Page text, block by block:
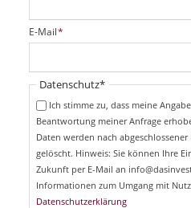
i
c
t
f
P
f
i
E-Mail*
Pflichtfeld
Datenschutz*
Ich stimme zu, dass meine
Beantwortung meiner Anfrage
Daten werden nach
gelöscht. Hinweis: Sie können Ihre
Zukunft per E-Mail an
Informationen zum Umgang mit
Datenschutzerklärung